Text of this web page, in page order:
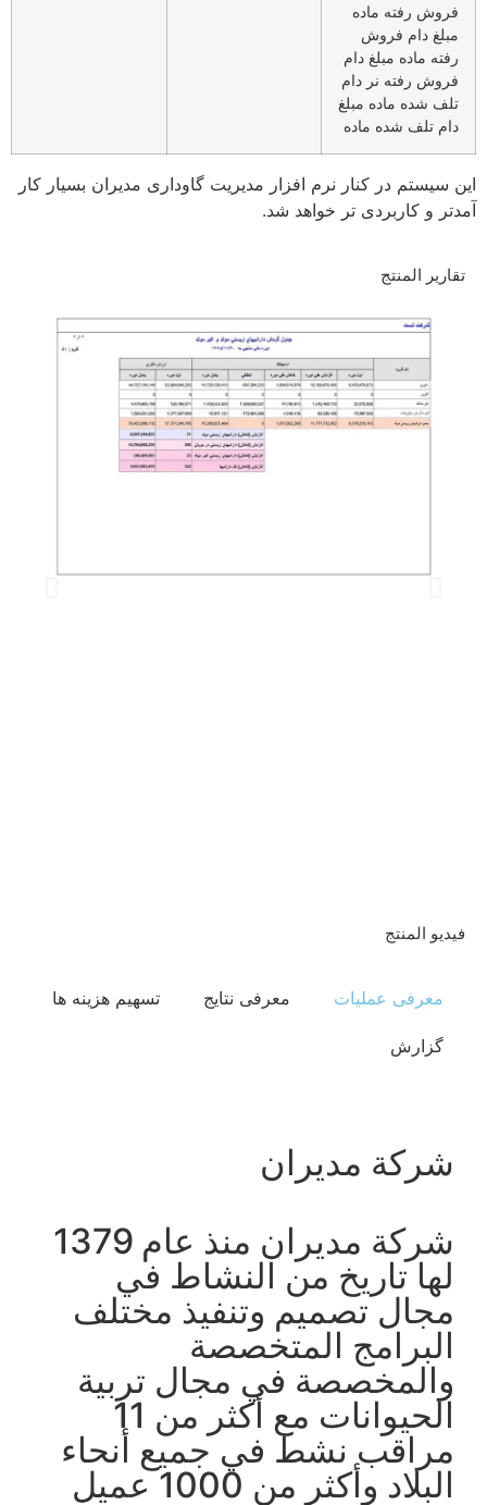
فروش رفته ماده
مبلغ دام فروش
رفته ماده مبلغ دام
فروش رفته نر دام
تلف شده ماده مبلغ
دام تلف شده ماده
این سیستم در کنار نرم افزار مدیریت گاوداری مدیران بسیار کار
آمدتر و کاربردی تر خواهد شد.
تقاریر المنتج
فیدیو المنتج
معرفی عملیات معرفی نتایج تسهیم هزینه ها
گزارش
شركة مدیران
شركة مدیران منذ عام 1379
لها تاريخ من النشاط في
مجال تصميم وتنفيذ مختلف
البرامج المتخصصة
والمخصصة في مجال تربية
الحيوانات مع أكثر من 11
مراقب نشط في جميع أنحاء
البلاد وأكثر من 1000 عميل